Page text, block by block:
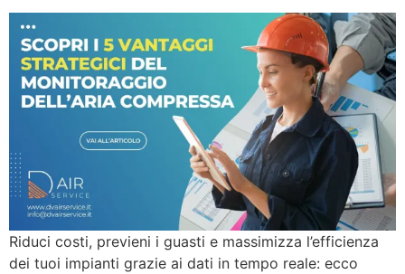
Riduci costi, previeni i guasti e massimizza l’efficienza
dei tuoi impianti grazie ai dati in tempo reale: ecco